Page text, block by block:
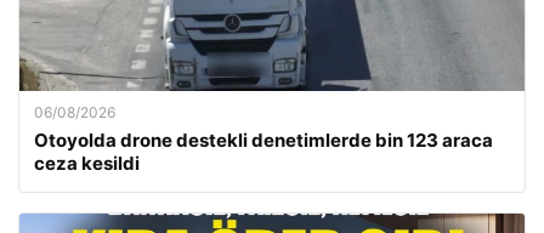
06/08/2026
Otoyolda drone destekli denetimlerde bin 123 araca
ceza kesildi